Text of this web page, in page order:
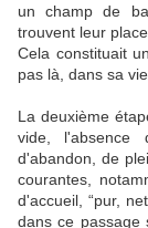
un champ de
trouvent leur
Cela constituait
pas là, dans sa vie.
La deuxième
vide, l'absence
d'abandon, de
courantes,
d'accueil, “pur,
dans ce passage